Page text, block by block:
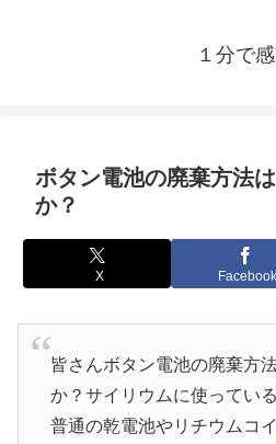
１分で
ボタン電池の廃棄方法
か？
X Facebook
皆さんボタン電池の廃棄方
か？サイリウムに使ってい
普通の乾電池やリチウムコ